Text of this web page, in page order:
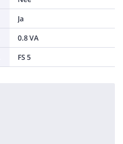
Ja
0.8 VA
FS 5